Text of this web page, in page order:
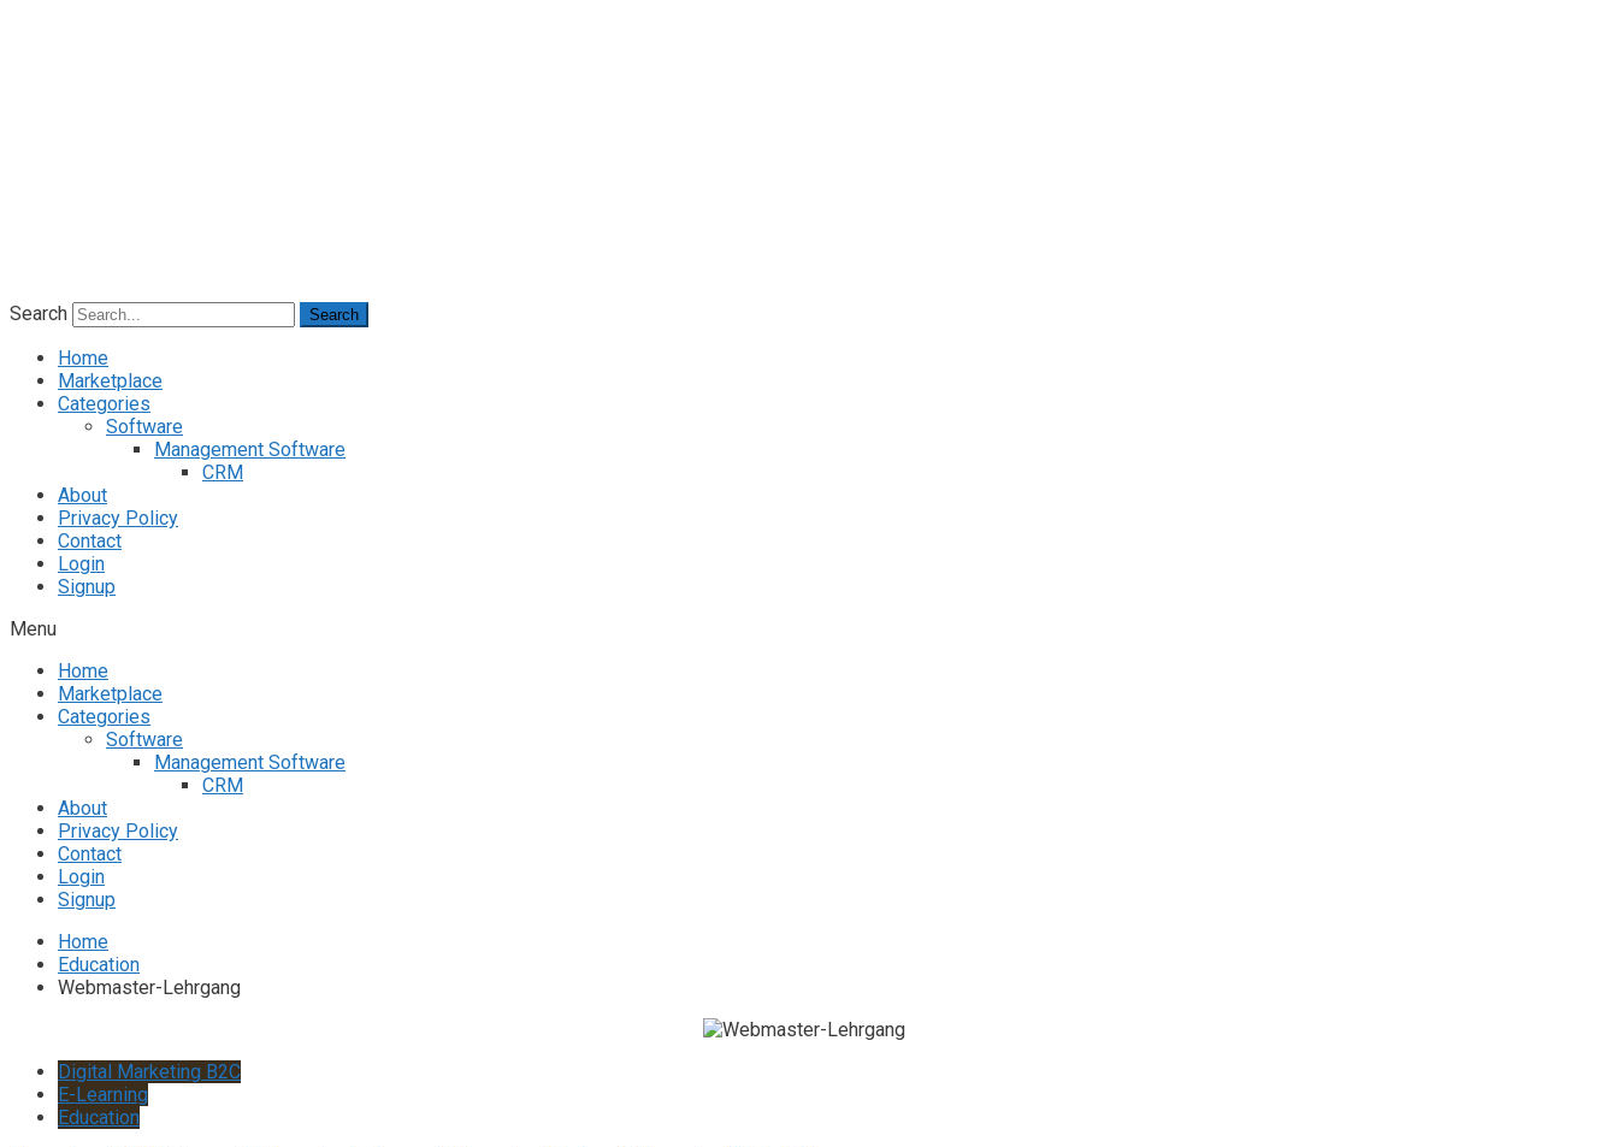
Search Search
Home
Marketplace
Categories
Software
Management Software
CRM
About
Privacy Policy
Contact
Login
Signup
Menu
Home
Marketplace
Categories
Software
Management Software
CRM
About
Privacy Policy
Contact
Login
Signup
Home
Education
Webmaster-Lehrgang
Digital Marketing B2C
E-Learning
Education